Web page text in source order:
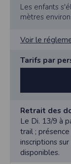
Les enfants
mètres
Voir le
Tarifs par
Retrait des
Le Di. 13/9 à
trail ;
inscriptions
disponibles.